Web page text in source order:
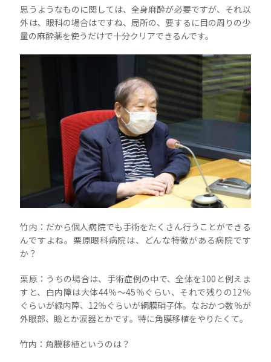
思うようなものに関しては、全身麻酔が必要ですが、それ以
外は、眼科の場合はですね、局所の、要するに目の周りの少
量の麻酔薬を使うだけで十分クリアできるんです。
竹内：だから個人病院でも手術をたくさん行うことができる
んですよね。栗原眼科病院は、どんな特徴がある病院です
か？
栗原：うちの場合は、手術症例の中で、全体を100と例えま
すと、白内障は大体44％～45％ぐらい、それで残りの12％
ぐらいが緑内障、12％ぐらいが網膜硝子体。なおかつ数％が
外眼部、瞼とか涙器とかです。特に角膜移植をやりたくて。
竹内：角膜移植というのは？